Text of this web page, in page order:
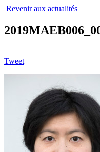
Revenir aux actualités
Tweet